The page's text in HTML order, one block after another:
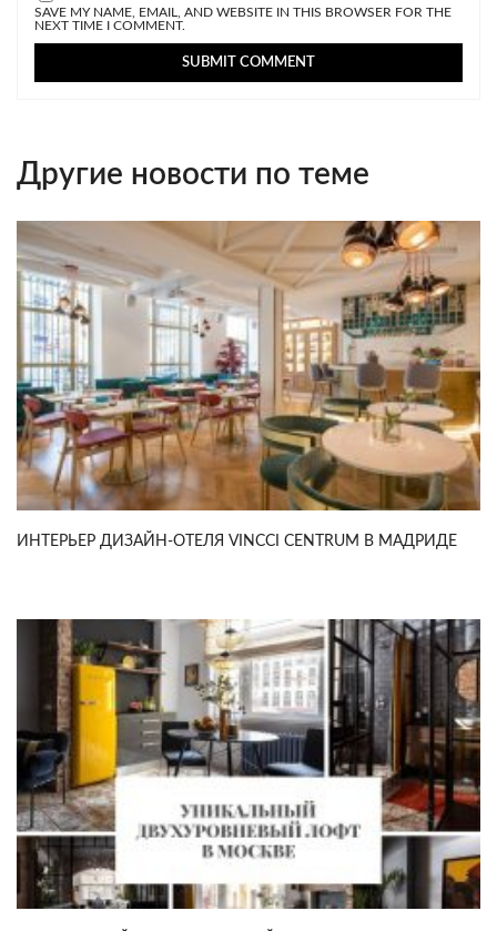
SAVE MY NAME, EMAIL, AND WEBSITE IN THIS BROWSER FOR THE
NEXT TIME I COMMENT.
Другие новости по теме
ИНТЕРЬЕР ДИЗАЙН-ОТЕЛЯ VINCCI CENTRUM В МАДРИДЕ